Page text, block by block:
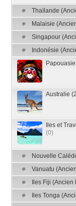
Thaïlande
Malaisie
Singapour
Indonésie
Australie
Iles et
(0)
Nouvelle
Vanuatu
Iles Fiji
Iles Tonga